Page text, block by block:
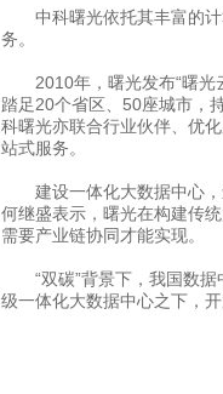
中科曙光依托其丰富的计
务。
2010年，曙光发布“曙光云
踏足20个省区、50座城市，
科曙光亦联合行业伙伴、优
站式服务。
建设一体化大数据中心，
何继盛表示，曙光在构建传
需要产业链协同才能实现。
“双碳”背景下，我国数据
级一体化大数据中心之下，